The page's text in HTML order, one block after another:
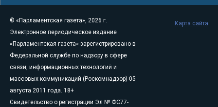
© «Парламентская газета», 2026 г.
Электронное периодическое издание
«Парламентская газета» зарегистрировано в
Федеральной службе по надзору в сфере
связи, информационных технологий и
массовых коммуникаций (Роскомнадзор) 05
августа 2011 года. 18+
Свидетельство о регистрации Эл № ФС77-
Карта сайта